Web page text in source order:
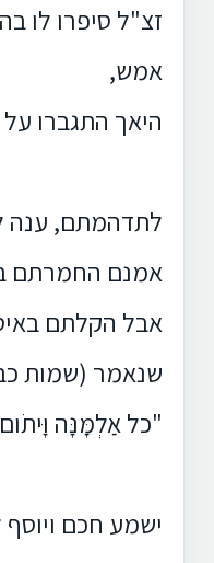
זצ"ל סיפרו לו
אמש,
היאך התגברו
לתדהמתם, ענה
אמנם החמרתם
אבל הקלתם
שנאמר (שמות
"כל אַלְמָּנָּה
ישמע חכם